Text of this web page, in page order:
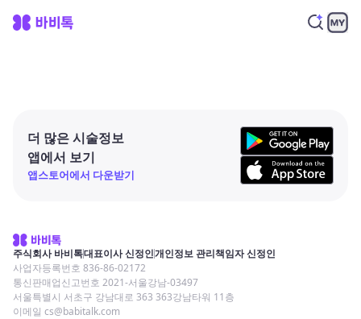
더 많은 시술정보
앱에서 보기
앱스토어에서 다운받기
주식회사 바비톡대표이사 신정인개인정보 관리책임자 신정인
사업자등록번호 836-86-02172
통신판매업신고번호 2021-서울강남-03497
서울특별시 서초구 강남대로 363 363강남타워 11층
이메일 cs@babitalk.com